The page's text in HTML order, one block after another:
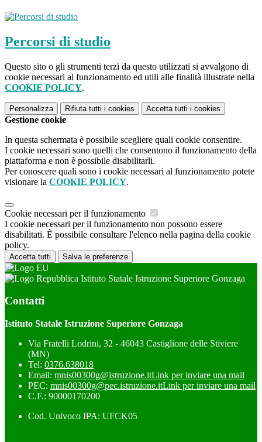
Percorsi di studio
Questo sito o gli strumenti terzi da questo utilizzati si avvalgono di
cookie necessari al funzionamento ed utili alle finalità illustrate nella
COOKIE POLICY.
Personalizza Rifiuta tutti i cookies Accetta tutti i cookies
Gestione cookie
In questa schermata è possibile scegliere quali cookie consentire.
I cookie necessari sono quelli che consentono il funzionamento della
piattaforma e non è possibile disabilitarli.
Per conoscere quali sono i cookie necessari al funzionamento potete
visionare la COOKIE POLICY.
Cookie necessari per il funzionamento
I cookie necessari per il funzionamento non possono essere
disabilitati. È possibile consultare l'elenco nella pagina della cookie
policy.
Accetta tutti Salva le preferenze
Istituto Statale Istruzione Superiore Gonzaga
Contatti
Istituto Statale Istruzione Superiore Gonzaga
Via Fratelli Lodrini, 32 - 46043 Castiglione delle Stiviere
(MN)
Tel: 0376.638018
Email: mnis00300g@istruzione.itLink per inviare una mail
PEC: mnis00300g@pec.istruzione.itLink per inviare una mail
C.F.: 90000170200
Cod. Univoco IPA: UFCK05